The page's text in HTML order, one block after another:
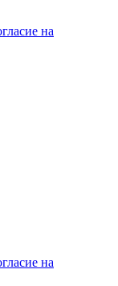
на
на